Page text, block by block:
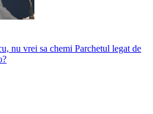
nu vrei sa chemi Parchetul legat de